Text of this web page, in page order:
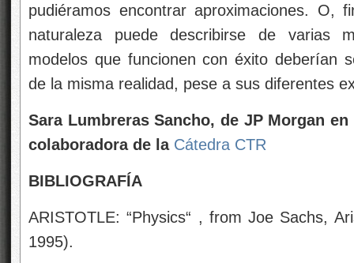
pudiéramos encontrar aproximaciones. O,
naturaleza puede describirse de varias
modelos que funcionen con éxito deberían
de la misma realidad, pese a sus diferentes
Sara Lumbreras Sancho, de JP Morgan
colaboradora de la Cátedra CTR
BIBLIOGRAFÍA
ARISTOTLE: “Physics“ , from Joe Sachs,
1995).